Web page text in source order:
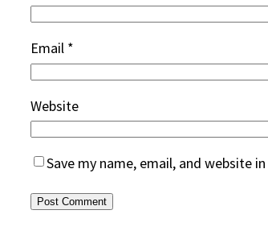
Email *
Website
Save my name, email, and website